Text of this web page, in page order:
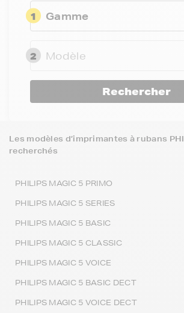
1 Gamme
2 Modèle
Rechercher
Les modèles d’imprimantes à rubans
recherchés
PHILIPS MAGIC 5 PRIMO
PHILIPS MAGIC 5 SERIES
PHILIPS MAGIC 5 BASIC
PHILIPS MAGIC 5 CLASSIC
PHILIPS MAGIC 5 VOICE
PHILIPS MAGIC 5 BASIC DECT
PHILIPS MAGIC 5 VOICE DECT